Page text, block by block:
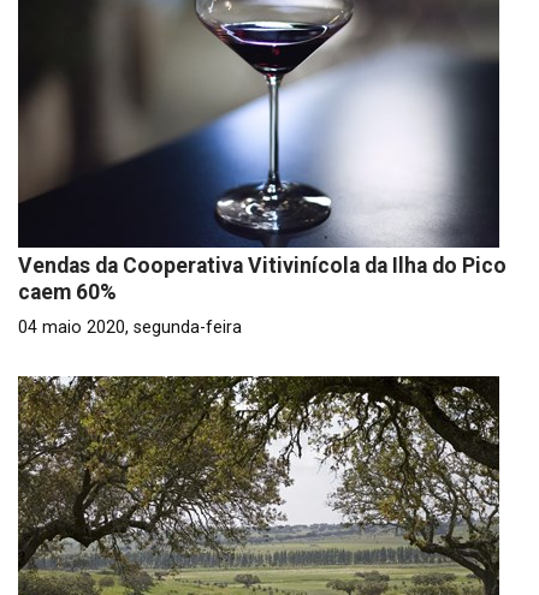
Vendas da Cooperativa Vitivinícola da Ilha do Pico
caem 60%
04 maio 2020, segunda-feira